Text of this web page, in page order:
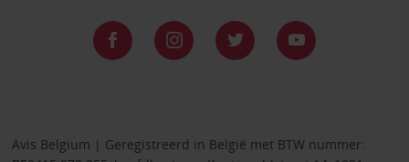
Avis Belgium | Geregistreerd in België met BTW nummer: